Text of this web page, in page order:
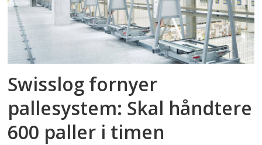
Swisslog fornyer
pallesystem: Skal håndtere
600 paller i timen